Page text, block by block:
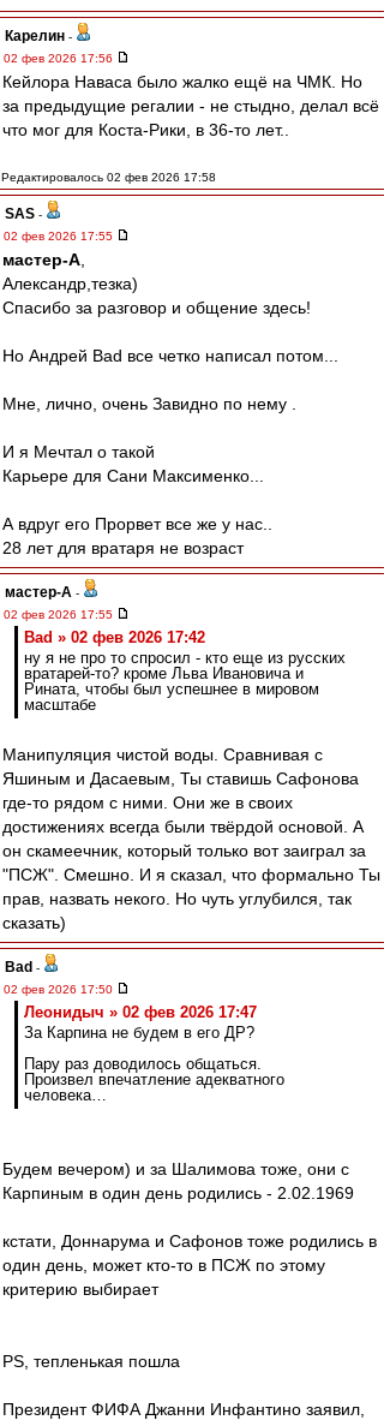
Карелин -
02 фев 2026 17:56
Кейлора Наваса было жалко ещё на ЧМК. Но
за предыдущие регалии - не стыдно, делал всё
что мог для Коста-Рики, в 36-то лет..
Редактировалось 02 фев 2026 17:58
SAS -
02 фев 2026 17:55
мастер-А
Александр,тезка)
Спасибо за разговор и общение здесь!
Но Андрей Bad все четко написал потом...
Мне, лично, очень Завидно по нему .
И я Мечтал о такой
Карьере для Сани Максименко...
А вдруг его Прорвет все же у нас..
28 лет для вратаря не возраст
мастер-А -
02 фев 2026 17:55
Bad » 02 фев 2026 17:42
ну я не про то спросил - кто еще из русских
вратарей-то? кроме Льва Ивановича и
Рината, чтобы был успешнее в мировом
масштабе
Манипуляция чистой воды. Сравнивая с
Яшиным и Дасаевым, Ты ставишь Сафонова
где-то рядом с ними. Они же в своих
достижениях всегда были твёрдой основой. А
он скамеечник, который только вот заиграл за
"ПСЖ". Смешно. И я сказал, что формально Ты
прав, назвать некого. Но чуть углубился, так
сказать)
Bad -
02 фев 2026 17:50
Леонидыч » 02 фев 2026 17:47
За Карпина не будем в его ДР?
Пару раз доводилось общаться.
Произвел впечатление адекватного
человека…
Будем вечером) и за Шалимова тоже, они с
Карпиным в один день родились - 2.02.1969
кстати, Доннарума и Сафонов тоже родились в
один день, может кто-то в ПСЖ по этому
критерию выбирает
PS, тепленькая пошла
Президент ФИФА Джанни Инфантино заявил,